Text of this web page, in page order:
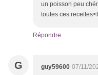
un poisson peu
toutes ces
Répondre
G guy59600 07/11/